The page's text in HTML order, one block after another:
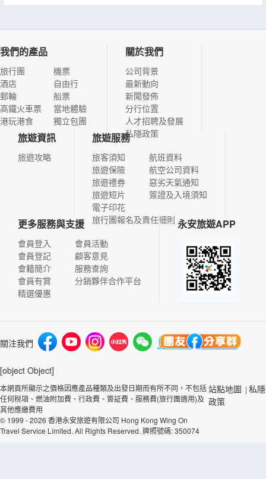
我們的產品
旅行團
酒店
郵輪
高鐵火車票
港玩港食
機票
自由行
船票
當地體驗
獨立包團
關於我們
公司背景
最新動向
新聞發佈
分行位置
人才招聘及發展
私隱政策
旅遊資訊
旅遊攻略
旅遊服務
旅客須知
旅遊保險
旅遊禮券
旅遊短片
電子印花
航班資料
航空公司資料
惡劣天氣通知
簽證及入境須知
旅行團報名及責任細則
更多服務與支援
會員登入
會員登記
會籍簡介
會員有賞
精選優惠
會員活動
顧客意見
服務查詢
分銷夥伴合作平台
永安旅遊APP
關注我們
[object Object]
本網頁所顯示之價格因應產品種類及出發日期而有所不同，不包括
任何稅項、燃油附加費、行政費、簽証費、服務費(旅行團適用)及
其他應繳費用
© 1999 - 2026 香港永安旅遊有限公司 Hong Kong Wing On
Travel Service Limited. All Rights Reserved. 牌照號碼: 350074
站點地圖 | 私隱
政策